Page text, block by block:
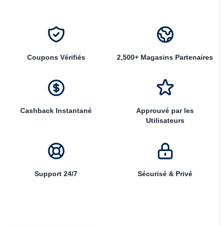
Coupons Vérifiés 2,500+ Magasins Partenaires
Cashback Instantané
Approuvé par les
Utilisateurs
Support 24/7 Sécurisé & Privé